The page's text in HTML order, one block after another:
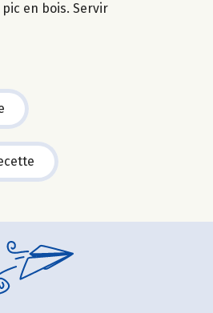
pic en bois. Servir